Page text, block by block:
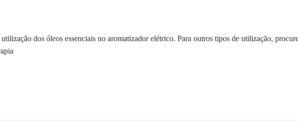
dos óleos essenciais no aromatizador elétrico. Para outros tipos de utilização,